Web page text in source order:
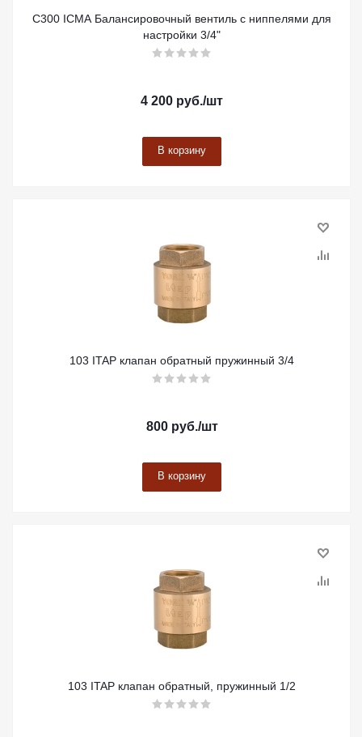
C300 ICMA Балансировочный вентиль с ниппелями для
настройки 3/4"
4 200 руб./шт
В корзину
103 ITAP клапан обратный пружинный 3/4
800руб./шт
В корзину
103 ITAP клапан обратный, пружинный 1/2